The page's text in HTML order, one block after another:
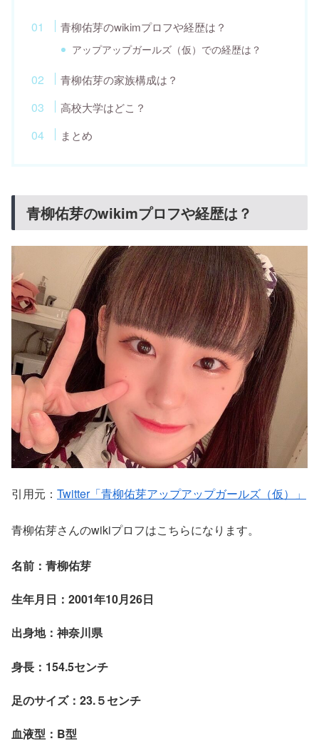
青柳佑芽のwikimプロフや経歴は？
アップアップガールズ（仮）での経歴は？
青柳佑芽の家族構成は？
高校大学はどこ？
まとめ
青柳佑芽のwikimプロフや経歴は？
引用元： Twitter「青柳佑芽アップアップガールズ（仮）」
青柳佑芽さんのwikiプロフはこちらになります。
名前：青柳佑芽
生年月日：2001年10月26日
出身地：神奈川県
身長：154.5センチ
足のサイズ：23.５センチ
血液型：B型